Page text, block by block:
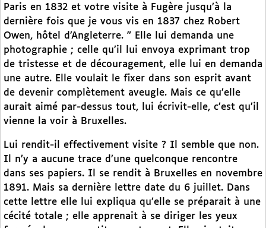
Paris en 1832 et votre visite à Fugère jusqu’à la
dernière fois que je vous vis en 1837 chez Robert
Owen, hôtel d’Angleterre. ” Elle lui demanda une
photographie ; celle qu’il lui envoya exprimant trop
de tristesse et de découragement, elle lui en demanda
une autre. Elle voulait le fixer dans son esprit avant
de devenir complètement aveugle. Mais ce qu’elle
aurait aimé par-dessus tout, lui écrivit-elle, c’est qu’il
vienne la voir à Bruxelles.
Lui rendit-il effectivement visite ? Il semble que non.
Il n’y a aucune trace d’une quelconque rencontre
dans ses papiers. Il se rendit à Bruxelles en novembre
1891. Mais sa dernière lettre date du 6 juillet. Dans
cette lettre elle lui expliqua qu’elle se préparait à une
cécité totale ; elle apprenait à se diriger les yeux